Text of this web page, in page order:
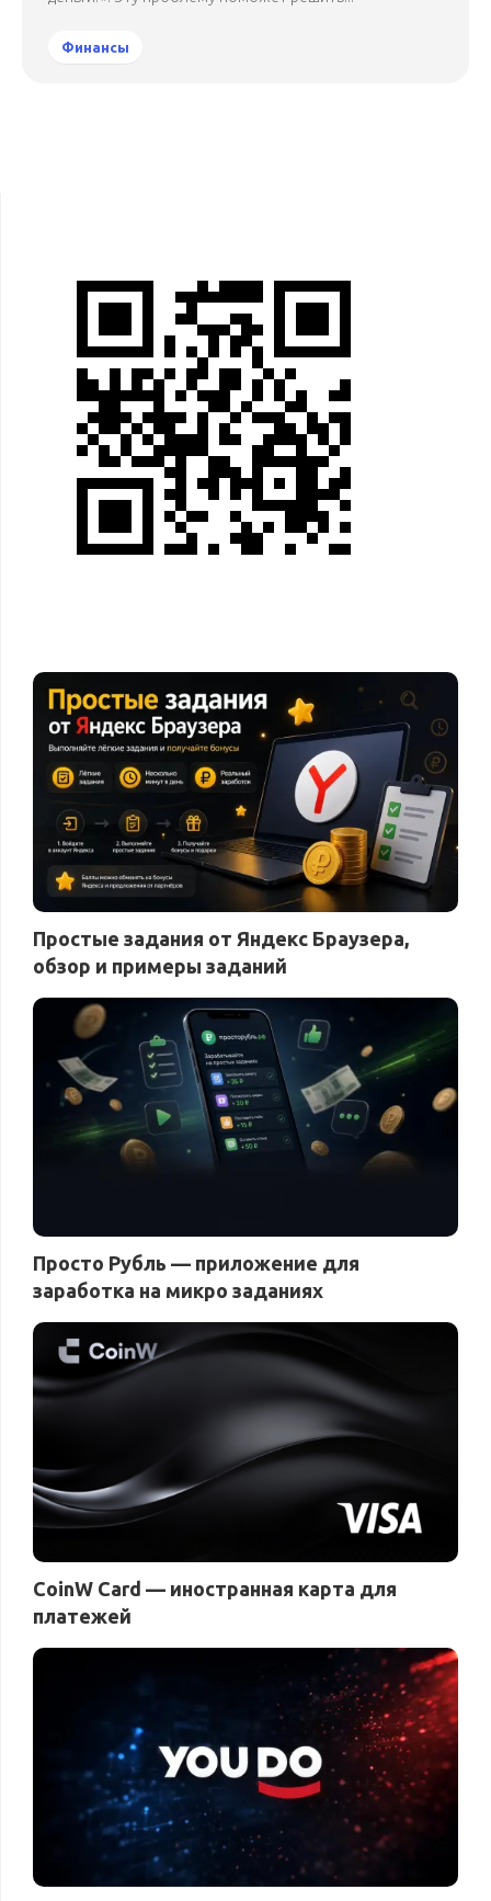
Финансы
Простые задания от Яндекс Браузера,
обзор и примеры заданий
Просто Рубль — приложение для
заработка на микро заданиях
CoinW Card — иностранная карта для
платежей